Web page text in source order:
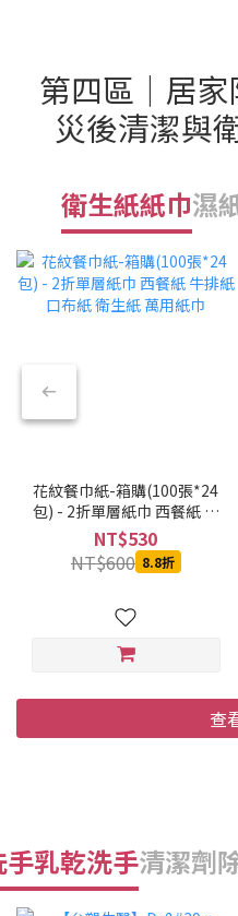
第四區｜居家
災後清潔與
衛生紙紙巾濕
花紋餐巾紙-箱購(100張*24
包) - 2折單層紙巾 西餐紙 牛
排紙 口布紙 衛生紙 萬用紙巾
NT$530
NT$600 8.8折
查
乳乾洗手清潔劑